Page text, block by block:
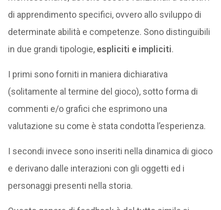
di apprendimento specifici, ovvero allo sviluppo di
determinate abilità e competenze. Sono distinguibili
in due grandi tipologie, espliciti e impliciti.
I primi sono forniti in maniera dichiarativa
(solitamente al termine del gioco), sotto forma di
commenti e/o grafici che esprimono una
valutazione su come è stata condotta l’esperienza.
I secondi invece sono inseriti nella dinamica di gioco
e derivano dalle interazioni con gli oggetti ed i
personaggi presenti nella storia.